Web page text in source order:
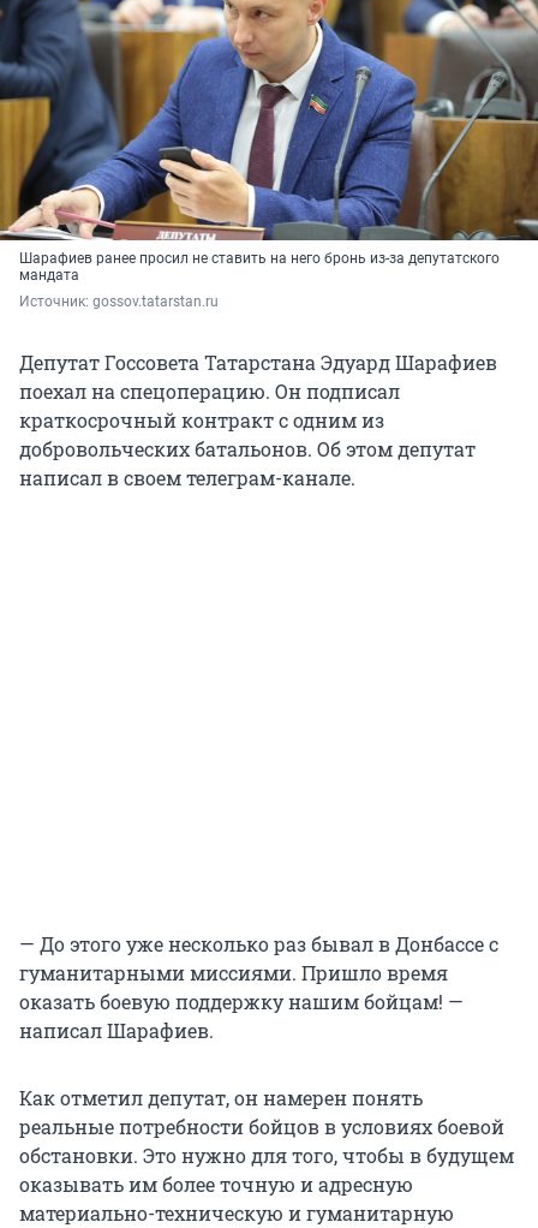
Шарафиев ранее просил не ставить на него бронь из-за депутатского
мандата
Источник: gossov.tatarstan.ru
Депутат Госсовета Татарстана Эдуард Шарафиев
поехал на спецоперацию. Он подписал
краткосрочный контракт с одним из
добровольческих батальонов. Об этом депутат
написал в своем телеграм-канале.
— До этого уже несколько раз бывал в Донбассе с
гуманитарными миссиями. Пришло время
оказать боевую поддержку нашим бойцам! —
написал Шарафиев.
Как отметил депутат, он намерен понять
реальные потребности бойцов в условиях боевой
обстановки. Это нужно для того, чтобы в будущем
оказывать им более точную и адресную
материально-техническую и гуманитарную